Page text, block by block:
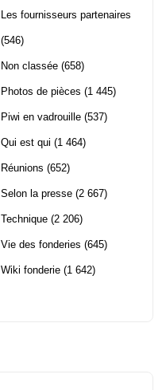
Les fournisseurs partenaires
(546)
Non classée (658)
Photos de pièces (1 445)
Piwi en vadrouille (537)
Qui est qui (1 464)
Réunions (652)
Selon la presse (2 667)
Technique (2 206)
Vie des fonderies (645)
Wiki fonderie (1 642)